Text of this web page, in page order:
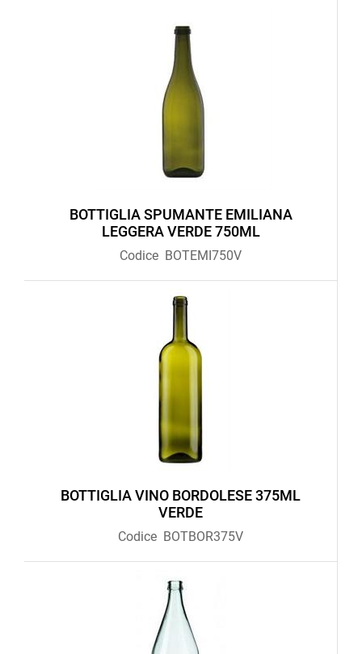
BOTTIGLIA SPUMANTE EMILIANA
LEGGERA VERDE 750ML
Codice BOTEMI750V
BOTTIGLIA VINO BORDOLESE 375ML
VERDE
Codice BOTBOR375V